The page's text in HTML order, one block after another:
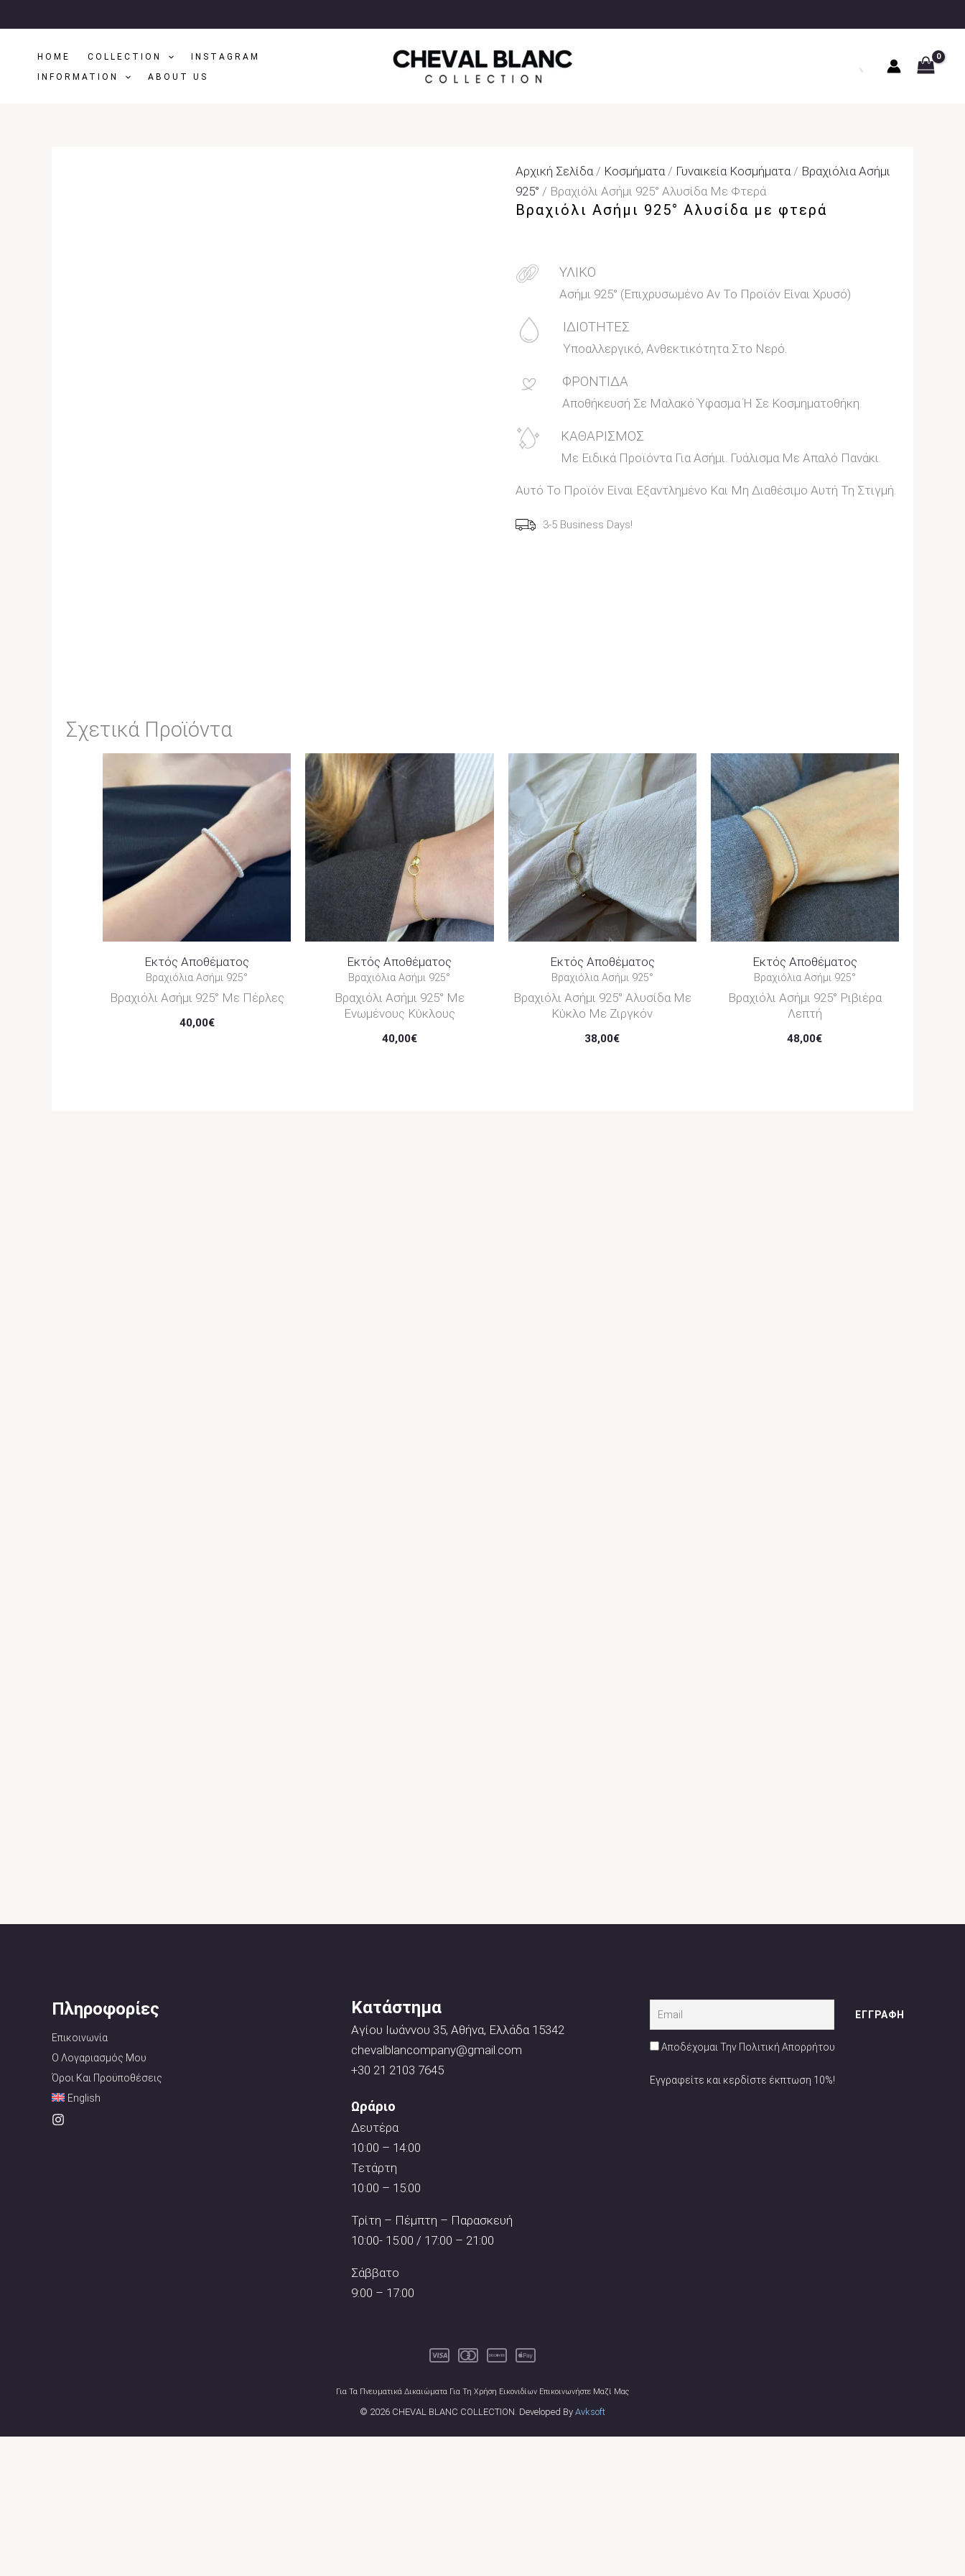
Στο
Περιεχόμενο
HOME COLLECTION
INSTAGRAM
INFORMATION
ABOUT US
Αρχική Σελίδα/ Κοσμήματα/ Γυναικεία Κοσμήματα/ Βραχιόλια Ασήμι
925° / Βραχιόλι Ασήμι 925° Αλυσίδα Με Φτερά
Βραχιόλι Ασήμι 925° Αλυσίδα με φτερά
ΥΛΙΚΟ
Ασήμι 925° (Επιχρυσωμένο Αν Το Προϊόν Είναι Χρυσό)
ΙΔΙΟΤΗΤΕΣ
Υποαλλεργικό, Ανθεκτικότητα Στο Νερό.
ΦΡΟΝΤΙΔΑ
Αποθήκευσή Σε Μαλακό Ύφασμα Ή Σε Κοσμηματοθήκη.
ΚΑΘΑΡΙΣΜΟΣ
Με Ειδικά Προϊόντα Για Ασήμι. Γυάλισμα Με Απαλό Πανάκι.
Αυτό Το Προϊόν Είναι Εξαντλημένο Και Μη Διαθέσιμο Αυτή Τη Στιγμή.
3-5 Business Days!
Σχετικά Προϊόντα
Εκτός Αποθέματος
Βραχιόλια Ασήμι 925°
Βραχιόλι Ασήμι 925° Με Πέρλες
40,00€
Εκτός Αποθέματος
Βραχιόλια Ασήμι 925°
Βραχιόλι Ασήμι 925° Με
Ενωμένους Κύκλους
40,00€
Εκτός Αποθέματος
Βραχιόλια Ασήμι 925°
Βραχιόλι Ασήμι 925° Αλυσίδα Με
Κύκλο Με Ζιργκόν
38,00€
Εκτός Αποθέματος
Βραχιόλια Ασήμι 925°
Βραχιόλι Ασήμι 925° Ριβιέρα
Λεπτή
48,00€
Πληροφορίες
Επικοινωνία
Ο Λογαριασμός Μου
Όροι Και Προϋποθέσεις
English
Κατάστημα
Αγίου Ιωάννου 35, Αθήνα, Ελλάδα 15342
chevalblancompany@gmail.com
+30 21 2103 7645
Ωράριο
Δευτέρα
10:00 – 14:00
Τετάρτη
10:00 – 15:00
Τρίτη – Πέμπτη – Παρασκευή
10:00- 15:00 / 17:00 – 21:00
Σάββατο
9:00 – 17:00
Αποδέχομαι Την Πολιτική Απορρήτου
Εγγραφείτε και κερδίστε έκπτωση 10%!
Για Τα Πνευματικά Δικαιώματα Για Τη Χρήση Εικονιδίων Επικοινωνήστε Μαζί Μας
© 2026 CHEVAL BLANC COLLECTION. Developed By Avksoft